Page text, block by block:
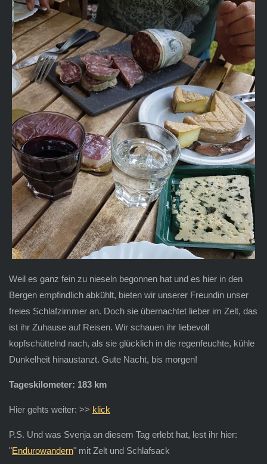
Weil es ganz fein zu nieseln begonnen hat und es hier in den
Bergen empfindlich abkühlt, bieten wir unserer Freundin unser
freies Schlafzimmer an. Doch sie übernachtet lieber im Zelt, das
ist ihr Zuhause auf Reisen. Wir schauen ihr liebevoll
kopfschüttelnd nach, als sie glücklich in die regenfeuchte, kühle
Dunkelheit hinaustanzt. Gute Nacht, bis morgen!
Tageskilometer: 183 km
Hier gehts weiter: >> klick
P.S. Und was Svenja an diesem Tag erlebt hat, lest ihr hier:
"Endurowandern" mit Zelt und Schlafsack